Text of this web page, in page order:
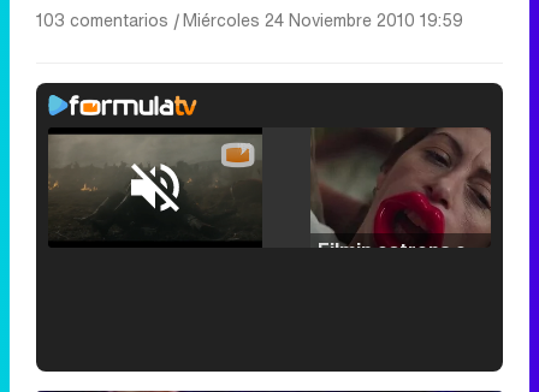
103 comentarios |Miércoles 24 Noviembre 2010 19:59
Unmute /
Loaded:
29.30%